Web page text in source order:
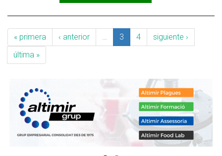
CONDIMENTO BACTERIANO CON CAMPYLOBACTER
« primera ‹ anterior … 3 4
siguiente ›
última »